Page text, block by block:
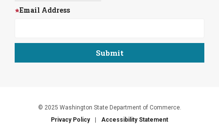
Email Address
© 2025 Washington State Department of Commerce.
Privacy Policy
Accessibility Statement